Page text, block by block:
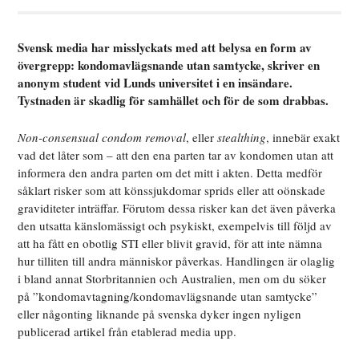
Svensk media har misslyckats med att belysa en form av
övergrepp: kondomavlägsnande utan samtycke, skriver en
anonym student vid Lunds universitet i en insändare.
Tystnaden är skadlig för samhället och för de som drabbas.
Non-consensual condom removal, ellerstealthing, innebär exakt
vad det låter som – att den ena parten tar av kondomen utan att
informera den andra parten om det mitt i akten. Detta medför
såklart risker som att könssjukdomar sprids eller att oönskade
graviditeter inträffar. Förutom dessa risker kan det även påverka
den utsatta känslomässigt och psykiskt, exempelvis till följd av
att ha fått en obotlig STI eller blivit gravid, för att inte nämna
hur tilliten till andra människor påverkas. Handlingen är olaglig
i bland annat Storbritannien och Australien, men om du söker
på ”kondomavtagning/kondomavlägsnande utan samtycke”
eller någonting liknande på svenska dyker ingen nyligen
publicerad artikel från etablerad media upp.